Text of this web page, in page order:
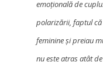
emoțională de cuplu.
polarizării, faptul că
feminine și preiau
nu este atras atât